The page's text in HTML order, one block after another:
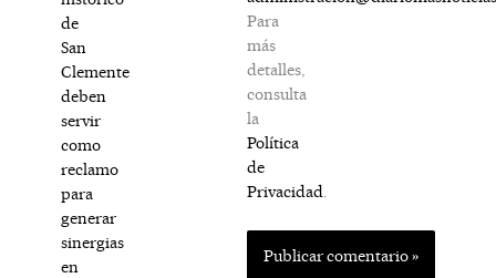
de
San
Clemente
deben
servir
como
reclamo
para
generar
sinergias
en
Para
más
detalles,
consulta
la
Política
de
Privacidad